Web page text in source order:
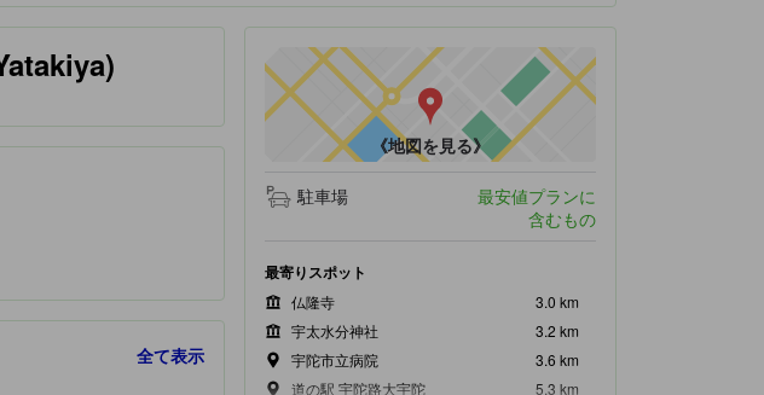
や客室のレベルを示すものです。
全て表示
《地図を見る》
駐車場
最安値プランに
含むもの
最寄りスポット
仏隆寺
3.0 km
宇太水分神社
3.2 km
宇陀市立病院
3.6 km
道の駅 宇陀路大宇陀
5.3 km